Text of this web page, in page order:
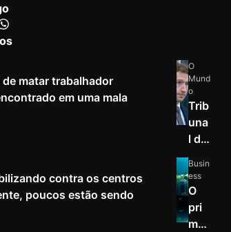
matar trabalhador
em uma mala
O
Mund
o
Trib
una
l do
Nov
o
Mé
xico
ord
contra os centros
poucos estão sendo
Busin
ess
O
pri
mei